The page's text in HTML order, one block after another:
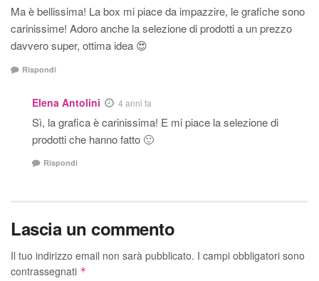
Ma è bellissima! La box mi piace da impazzire, le grafiche sono
carinissime! Adoro anche la selezione di prodotti a un prezzo
davvero super, ottima idea 😍
Rispondi
Elena Antolini 4 anni fa
Sì, la grafica è carinissima! E mi piace la selezione di
prodotti che hanno fatto 🙂
Rispondi
Lascia un commento
Il tuo indirizzo email non sarà pubblicato. I campi obbligatori sono
contrassegnati *